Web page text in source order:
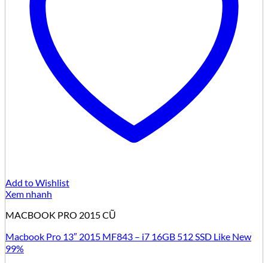
Add to Wishlist
Xem nhanh
MACBOOK PRO 2015 CŨ
Macbook Pro 13″ 2015 MF843 – i7 16GB 512 SSD Like New
99%